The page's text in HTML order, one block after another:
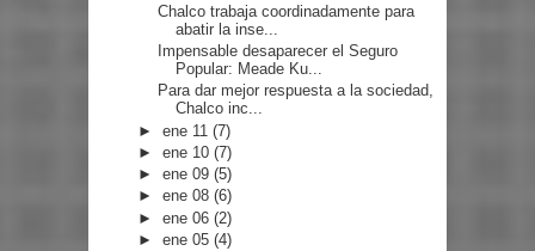
Chalco trabaja coordinadamente para
abatir la inse...
Impensable desaparecer el Seguro
Popular: Meade Ku...
Para dar mejor respuesta a la sociedad,
Chalco inc...
►ene 11(7)
►ene 10(7)
►ene 09(5)
►ene 08(6)
►ene 06(2)
►ene 05(4)